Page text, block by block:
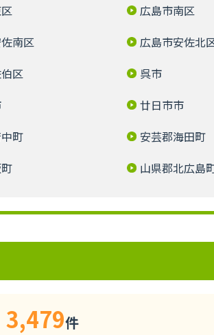
広島市南区
南区
広島市安佐北
区
呉市
廿日市市
町
安芸郡海田町
山県郡北広島
3,479件